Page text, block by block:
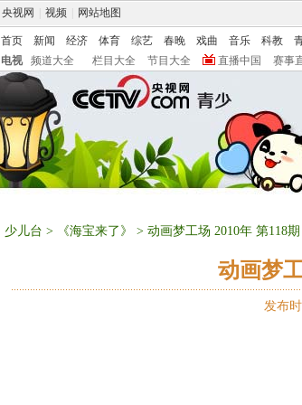
央视网 视频 网站地图
首页 新闻 经济 体育 综艺 春晚 戏曲 音乐 科教
电视
频道大全 栏目大全 节目大全 直播中国 赛事
少儿台 > 《海宝来了》 > 动画梦工场 2010年 第118
动画梦
发布